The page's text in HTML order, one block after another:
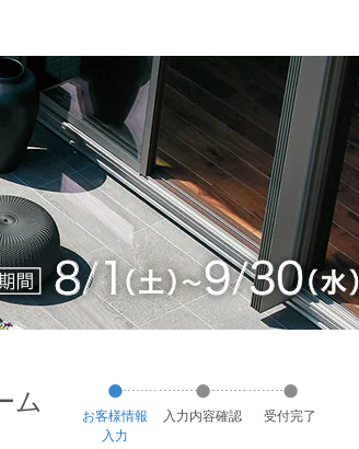
ム お客様情報
入力
入力内容確認 受付完了